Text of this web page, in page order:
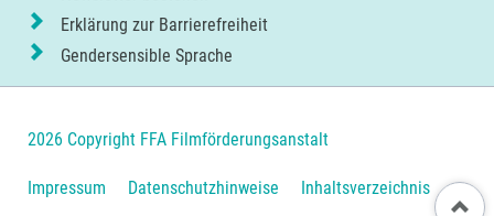
Erklärung zur Barrierefreiheit
Gendersensible Sprache
2026 Copyright FFA Filmförderungsanstalt
Navigation
Impressum Datenschutzhinweise Inhaltsverzeichnis Nach